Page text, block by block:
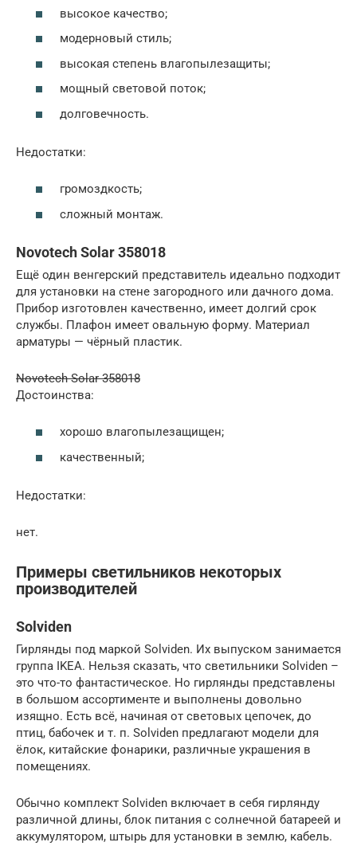
высокое качество;
модерновый стиль;
высокая степень влагопылезащиты;
мощный световой поток;
долговечность.
Недостатки:
громоздкость;
сложный монтаж.
Novotech Solar 358018
Ещё один венгерский представитель идеально подходит
для установки на стене загородного или дачного дома.
Прибор изготовлен качественно, имеет долгий срок
службы. Плафон имеет овальную форму. Материал
арматуры — чёрный пластик.
Novotech Solar 358018
Достоинства:
хорошо влагопылезащищен;
качественный;
Недостатки:
нет.
Примеры светильников некоторых
производителей
Solviden
Гирлянды под маркой Solviden. Их выпуском занимается
группа IKEA. Нельзя сказать, что светильники Solviden –
это что-то фантастическое. Но гирлянды представлены
в большом ассортименте и выполнены довольно
изящно. Есть всё, начиная от световых цепочек, до
птиц, бабочек и т. п. Solviden предлагают модели для
ёлок, китайские фонарики, различные украшения в
помещениях.
Обычно комплект Solviden включает в себя гирлянду
различной длины, блок питания с солнечной батареей и
аккумулятором, штырь для установки в землю, кабель.